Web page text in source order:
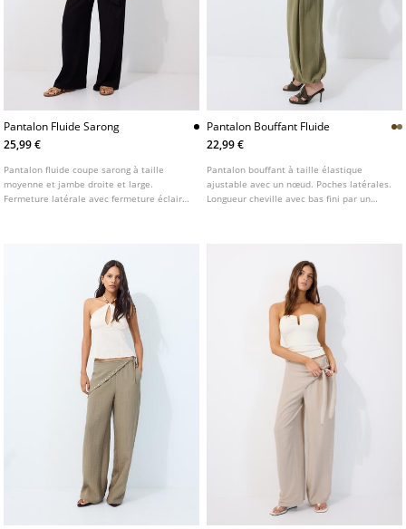
Pantalon Fluide Sarong
25,99 €
Pantalon fluide coupe sarong à taille
moyenne et jambe droite et large.
Fermeture latérale avec fermeture éclair
Pantalon Bouffant Fluide
22,99 €
Pantalon bouffant à taille élastique
ajustable avec un nœud. Poches latérales.
Longueur cheville avec bas fini par un